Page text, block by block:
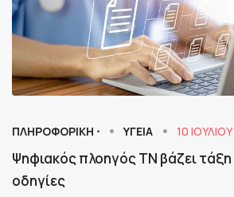
ΠΛΗΡΟΦΟΡΙΚΗ ⋅ ΥΓΕΙΑ 10
Ψηφιακός πλοηγός ΤΝ βάζει τάξη
οδηγίες